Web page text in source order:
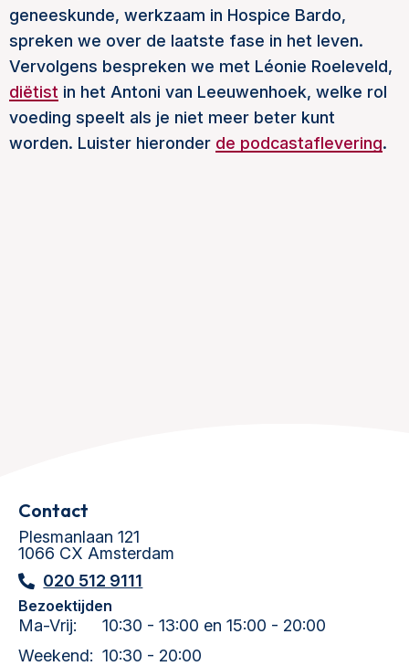
geneeskunde, werkzaam in Hospice Bardo,
spreken we over de laatste fase in het leven.
Vervolgens bespreken we met Léonie Roeleveld,
diëtist in het Antoni van Leeuwenhoek, welke rol
voeding speelt als je niet meer beter kunt
worden. Luister hieronder de podcastaflevering.
Contact
Plesmanlaan 121
1066 CX Amsterdam
020 512 9111
Bezoektijden
Ma-Vrij:
10:30 - 13:00 en 15:00 - 20:00
Weekend: 10:30 - 20:00